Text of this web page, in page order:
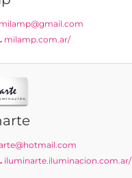
milamp.com.ar/
iluminarte.iluminacion.com.ar/